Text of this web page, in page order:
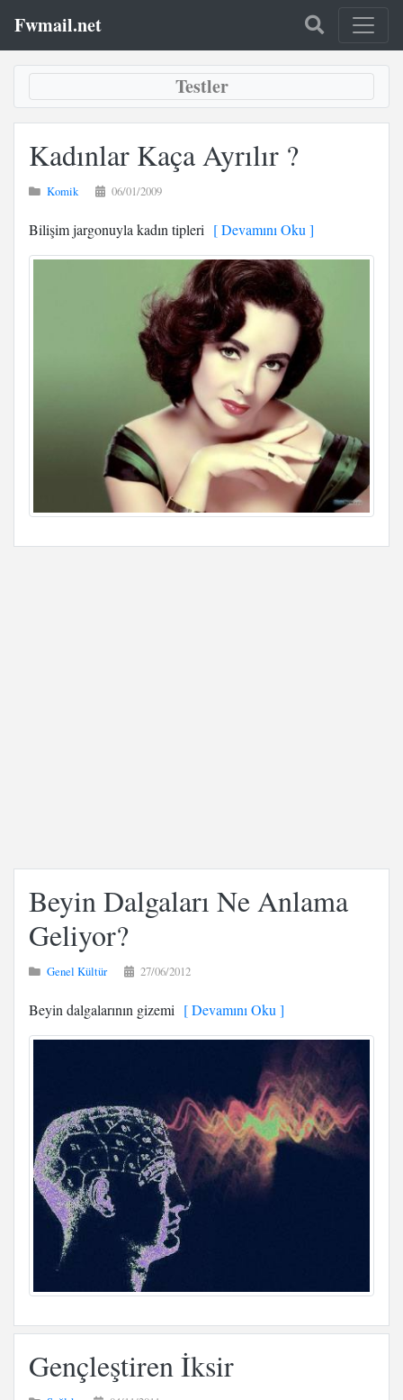
Fwmail.net
Testler
Kadınlar Kaça Ayrılır ?
Komik 06/01/2009
Bilişim jargonuyla kadın tipleri [ Devamını Oku ]
Beyin Dalgaları Ne Anlama
Geliyor?
Genel Kültür 27/06/2012
Beyin dalgalarının gizemi [ Devamını Oku ]
Gençleştiren İksir